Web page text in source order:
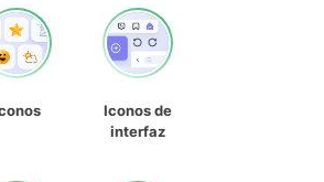
Iconos de
interfaz